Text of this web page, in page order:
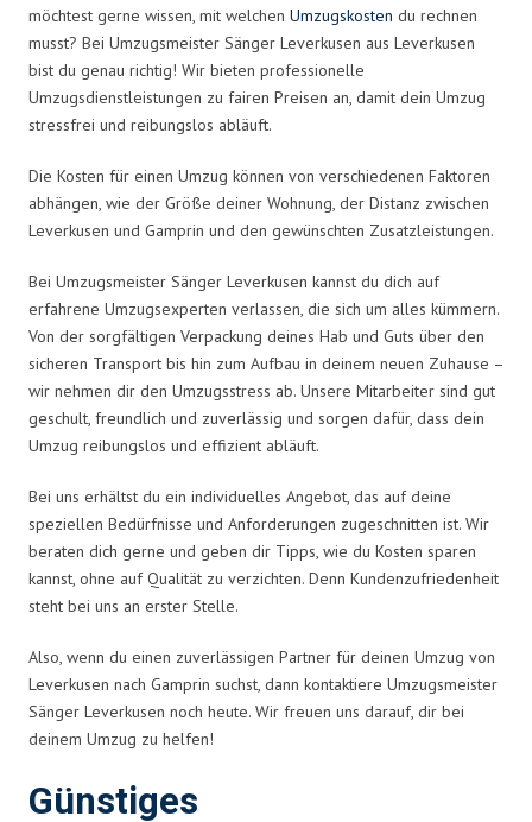
möchtest gerne wissen, mit welchen Umzugskosten du rechnen
musst? Bei Umzugsmeister Sänger Leverkusen aus Leverkusen
bist du genau richtig! Wir bieten professionelle
Umzugsdienstleistungen zu fairen Preisen an, damit dein Umzug
stressfrei und reibungslos abläuft.
Die Kosten für einen Umzug können von verschiedenen Faktoren
abhängen, wie der Größe deiner Wohnung, der Distanz zwischen
Leverkusen und Gamprin und den gewünschten Zusatzleistungen.
Bei Umzugsmeister Sänger Leverkusen kannst du dich auf
erfahrene Umzugsexperten verlassen, die sich um alles kümmern.
Von der sorgfältigen Verpackung deines Hab und Guts über den
sicheren Transport bis hin zum Aufbau in deinem neuen Zuhause –
wir nehmen dir den Umzugsstress ab. Unsere Mitarbeiter sind gut
geschult, freundlich und zuverlässig und sorgen dafür, dass dein
Umzug reibungslos und effizient abläuft.
Bei uns erhältst du ein individuelles Angebot, das auf deine
speziellen Bedürfnisse und Anforderungen zugeschnitten ist. Wir
beraten dich gerne und geben dir Tipps, wie du Kosten sparen
kannst, ohne auf Qualität zu verzichten. Denn Kundenzufriedenheit
steht bei uns an erster Stelle.
Also, wenn du einen zuverlässigen Partner für deinen Umzug von
Leverkusen nach Gamprin suchst, dann kontaktiere Umzugsmeister
Sänger Leverkusen noch heute. Wir freuen uns darauf, dir bei
deinem Umzug zu helfen!
Günstiges